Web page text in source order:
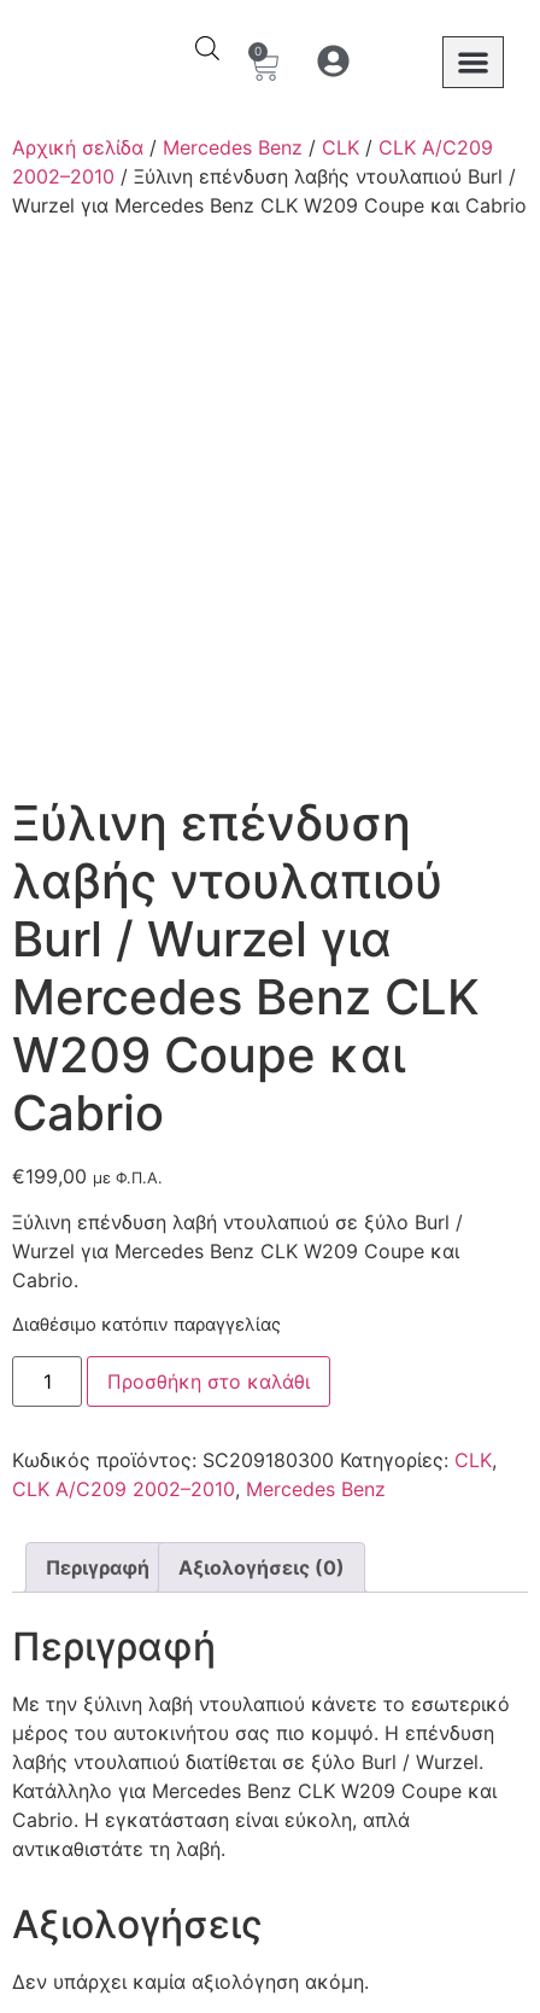
0
Αρχική σελίδα / Mercedes Benz / CLK / CLK A/C209
2002–2010 / Ξύλινη επένδυση λαβής ντουλαπιού Burl /
Wurzel για Mercedes Benz CLK W209 Coupe και Cabrio
Ξύλινη επένδυση
λαβής ντουλαπιού
Burl / Wurzel για
Mercedes Benz CLK
W209 Coupe και
Cabrio
€199,00 με Φ.Π.Α.
Ξύλινη επένδυση λαβή ντουλαπιού σε ξύλο Burl /
Wurzel για Mercedes Benz CLK W209 Coupe και
Cabrio.
Διαθέσιμο κατόπιν παραγγελίας
Προσθήκη στο καλάθι
Κωδικός προϊόντος: SC209180300 Κατηγορίες: CLK,
CLK A/C209 2002–2010, Mercedes Benz
Περιγραφή Αξιολογήσεις (0)
Περιγραφή
Με την ξύλινη λαβή ντουλαπιού κάνετε το εσωτερικό
μέρος του αυτοκινήτου σας πιο κομψό. Η επένδυση
λαβής ντουλαπιού διατίθεται σε ξύλο Burl / Wurzel.
Κατάλληλο για Mercedes Benz CLK W209 Coupe και
Cabrio. Η εγκατάσταση είναι εύκολη, απλά
αντικαθιστάτε τη λαβή.
Αξιολογήσεις
Δεν υπάρχει καμία αξιολόγηση ακόμη.